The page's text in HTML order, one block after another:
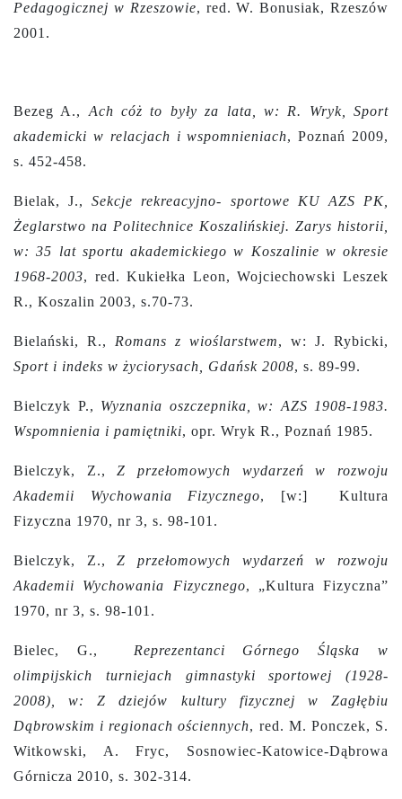
Pedagogicznej w Rzeszowie, red. W. Bonusiak, Rzeszów
2001.
Bezeg A., Ach cóż to były za lata, w: R. Wryk, Sport
akademicki w relacjach i wspomnieniach, Poznań 2009,
s. 452-458.
Bielak, J.,Sekcje rekreacyjno- sportowe KU AZS PK,
Żeglarstwo na Politechnice Koszalińskiej. Zarys historii,
w: 35 lat sportu akademickiego w Koszalinie w okresie
1968-2003, red. Kukiełka Leon, Wojciechowski Leszek
R., Koszalin 2003, s.70-73.
Bielański, R., Romans z wioślarstwem, w: J. Rybicki,
Sport i indeks w życiorysach, Gdańsk 2008, s. 89-99.
Bielczyk P., Wyznania oszczepnika, w: AZS 1908-1983.
Wspomnienia i pamiętniki, opr. Wryk R., Poznań 1985.
Bielczyk, Z.,Z przełomowych wydarzeń w rozwoju
Akademii Wychowania Fizycznego, [w:]
Kultura
Fizyczna 1970, nr 3, s. 98-101.
Bielczyk, Z.,Z przełomowych wydarzeń w rozwoju
Akademii Wychowania Fizycznego, „Kultura Fizyczna”
1970, nr 3, s. 98-101.
Bielec, G., Reprezentanci Górnego Śląska w
olimpijskich turniejach gimnastyki sportowej (1928-
2008), w: Z dziejów kultury fizycznej w Zagłębiu
Dąbrowskim i regionach ościennych, red. M. Ponczek, S.
Witkowski, A. Fryc, Sosnowiec-Katowice-Dąbrowa
Górnicza 2010, s. 302-314.